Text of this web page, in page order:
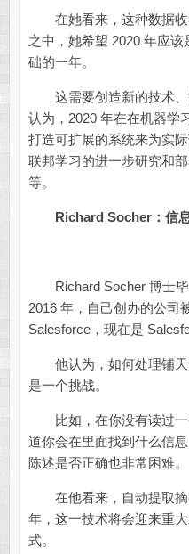
在她看来，这种数据收
之中，她希望 2020 年应
础的一年。
这需要创造新的技术、
认为，2020 年在在机器学
打造可扩展的系统来为实
联邦学习的进一步研究和
等。
Richard Socher：信
Richard Socher 博士毕
2016 年，自己创办的公司
Salesforce，现在是
他认为，如何处理铺天
是一个挑战。
比如，在你没有读过一
道你会在里面找到什么信
陈述是否正确也非常困难。
在他看来，自动提取摘
年，这一技术将会迎来重
式。